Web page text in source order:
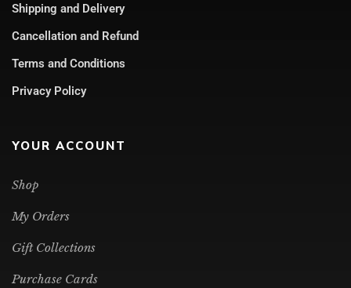
Shipping and Delivery
Cancellation and Refund
Terms and Conditions
Privacy Policy
YOUR ACCOUNT
Shop
My Orders
Gift Collections
Purchase Cards